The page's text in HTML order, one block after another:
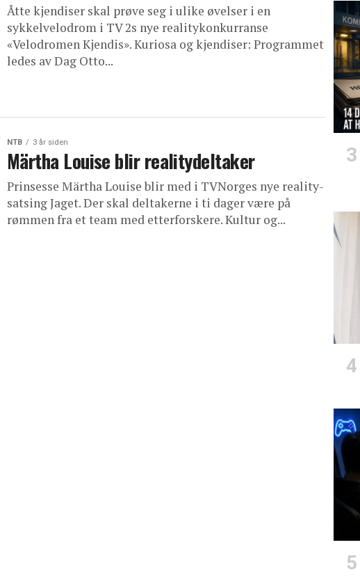
Åtte kjendiser skal prøve seg i ulike øvelser i en
sykkelvelodrom i TV 2s nye realitykonkurranse
«Velodromen Kjendis». Kuriosa og kjendiser: Programmet
ledes av Dag Otto...
NTB 3 år siden
Märtha Louise blir realitydeltaker
Prinsesse Märtha Louise blir med i TVNorges nye reality-
satsing Jaget. Der skal deltakerne i ti dager være på
rømmen fra et team med etterforskere. Kultur og...